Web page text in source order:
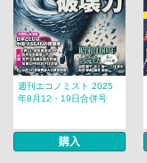
週刊エコノミスト 2025
年8月12・19日合併号
購入